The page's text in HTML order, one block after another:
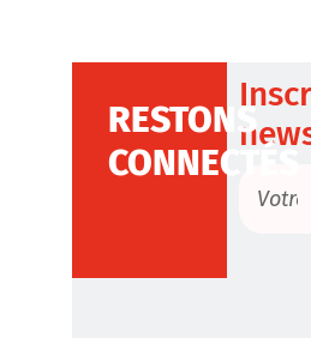
RESTONS
CONNECTÉS